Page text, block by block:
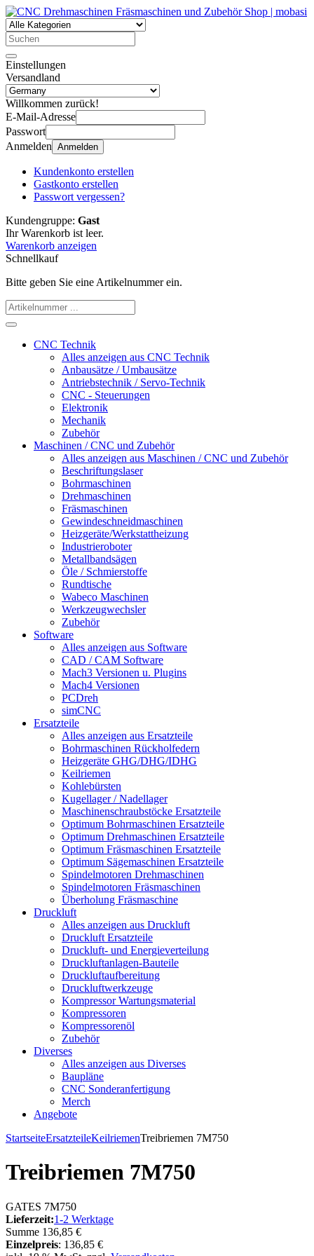
Einstellungen
Versandland
Willkommen zurück!
E-Mail-Adresse
Passwort
Anmelden Anmelden
Kundenkonto erstellen
Gastkonto erstellen
Passwort vergessen?
Kundengruppe: Gast
Ihr Warenkorb ist leer.
Warenkorb anzeigen
Schnellkauf
Bitte geben Sie eine Artikelnummer ein.
CNC Technik
Alles anzeigen aus CNC Technik
Anbausätze / Umbausätze
Antriebstechnik / Servo-Technik
CNC - Steuerungen
Elektronik
Mechanik
Zubehör
Maschinen / CNC und Zubehör
Alles anzeigen aus Maschinen / CNC und Zubehör
Beschriftungslaser
Bohrmaschinen
Drehmaschinen
Fräsmaschinen
Gewindeschneidmaschinen
Heizgeräte/Werkstattheizung
Industrieroboter
Metallbandsägen
Öle / Schmierstoffe
Rundtische
Wabeco Maschinen
Werkzeugwechsler
Zubehör
Software
Alles anzeigen aus Software
CAD / CAM Software
Mach3 Versionen u. Plugins
Mach4 Versionen
PCDreh
simCNC
Ersatzteile
Alles anzeigen aus Ersatzteile
Bohrmaschinen Rückholfedern
Heizgeräte GHG/DHG/IDHG
Keilriemen
Kohlebürsten
Kugellager / Nadellager
Maschinenschraubstöcke Ersatzteile
Optimum Bohrmaschinen Ersatzteile
Optimum Drehmaschinen Ersatzteile
Optimum Fräsmaschinen Ersatzteile
Optimum Sägemaschinen Ersatzteile
Spindelmotoren Drehmaschinen
Spindelmotoren Fräsmaschinen
Überholung Fräsmaschine
Druckluft
Alles anzeigen aus Druckluft
Druckluft Ersatzteile
Druckluft- und Energieverteilung
Druckluftanlagen-Bauteile
Druckluftaufbereitung
Druckluftwerkzeuge
Kompressor Wartungsmaterial
Kompressoren
Kompressorenöl
Zubehör
Diverses
Alles anzeigen aus Diverses
Baupläne
CNC Sonderanfertigung
Merch
Angebote
StartseiteErsatzteileKeilriemenTreibriemen 7M750
Treibriemen 7M750
GATES 7M750
Lieferzeit:1-2 Werktage
Summe 136,85 €
Einzelpreis: 136,85 €